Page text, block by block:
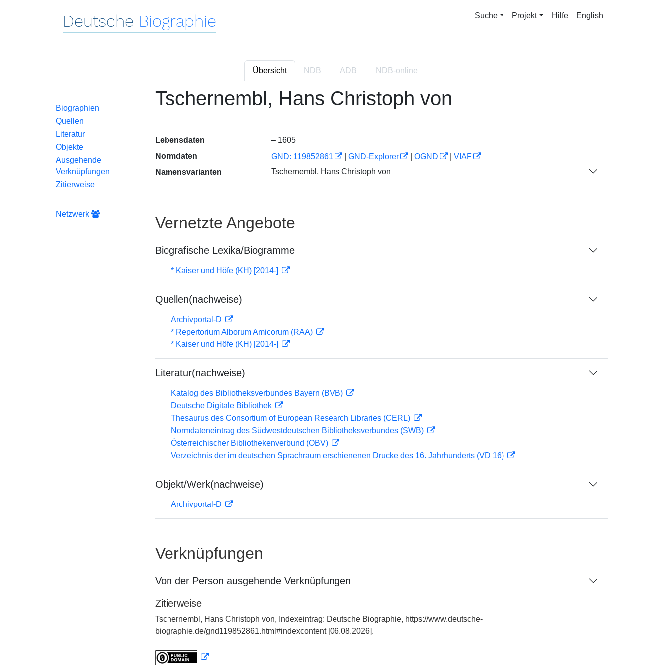
Deutsche Biographie Suche Projekt Hilfe English
Übersicht NDB ADB NDB-online
Biographien
Quellen
Literatur
Objekte
Ausgehende
Verknüpfungen
Zitierweise
Netzwerk
Tschernembl, Hans Christoph von
Lebensdaten
– 1605
Normdaten
GND: 119852861 GND-Explorer OGND
VIAF
Namensvarianten
Tschernembl, Hans Christoph von
Vernetzte Angebote
Biografische Lexika/Biogramme
* Kaiser und Höfe (KH) [2014-]
Quellen(nachweise)
Archivportal-D
* Repertorium Alborum Amicorum (RAA)
* Kaiser und Höfe (KH) [2014-]
Literatur(nachweise)
Katalog des Bibliotheksverbundes Bayern (BVB)
Deutsche Digitale Bibliothek
Thesaurus des Consortium of European Research Libraries (CERL)
Normdateneintrag des Südwestdeutschen Bibliotheksverbundes (SWB)
Österreichischer Bibliothekenverbund (OBV)
Verzeichnis der im deutschen Sprachraum erschienenen Drucke des 16. Jahrhunderts (VD 16)
Objekt/Werk(nachweise)
Archivportal-D
Verknüpfungen
Von der Person ausgehende Verknüpfungen
Zitierweise
Tschernembl, Hans Christoph von, Indexeintrag: Deutsche Biographie, https://www.deutsche-
biographie.de/gnd119852861.html#indexcontent [06.08.2026].